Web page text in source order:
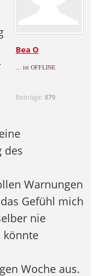
Bea O
... ist OFFLINE
Beiträge:879
des
Warnungen
Gefühl mich
nie
könnte
Woche aus.